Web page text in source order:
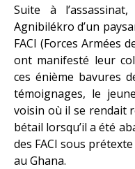
Suite à
Agnibilékro d’un
FACI (Forces Armées
ont manifesté leur
ces énième bavures
témoignages, le
voisin où il se rendait
bétail lorsqu’il a été
des FACI sous
au Ghana.